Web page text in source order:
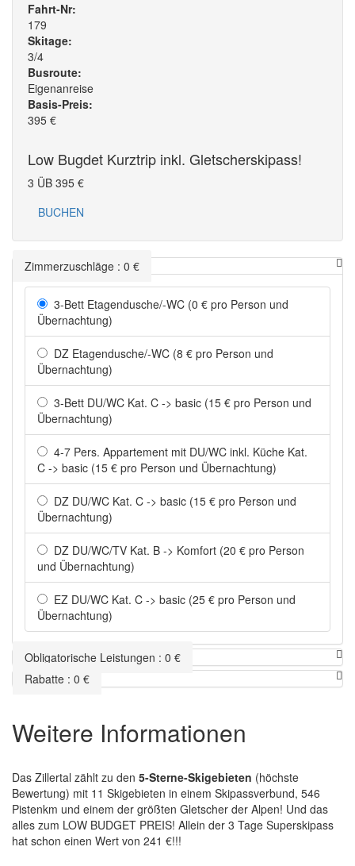
Fahrt-Nr:
179
Skitage:
3/4
Busroute:
Eigenanreise
Basis-Preis:
395 €
Low Bugdet Kurztrip inkl. Gletscherskipass!
3 ÜB 395 €
BUCHEN
Zimmerzuschläge : 0 €
3-Bett Etagendusche/-WC (0 € pro Person und
Übernachtung)
DZ Etagendusche/-WC (8 € pro Person und
Übernachtung)
3-Bett DU/WC Kat. C -> basic (15 € pro Person und
Übernachtung)
4-7 Pers. Appartement mit DU/WC inkl. Küche Kat.
C -> basic (15 € pro Person und Übernachtung)
DZ DU/WC Kat. C -> basic (15 € pro Person und
Übernachtung)
DZ DU/WC/TV Kat. B -> Komfort (20 € pro Person
und Übernachtung)
EZ DU/WC Kat. C -> basic (25 € pro Person und
Übernachtung)
Obligatorische Leistungen : 0 €
Rabatte : 0 €
Weitere Informationen
Das Zillertal zählt zu den 5-Sterne-Skigebieten (höchste
Bewertung) mit 11 Skigebieten in einem Skipassverbund, 546
Pistenkm und einem der größten Gletscher der Alpen! Und das
alles zum LOW BUDGET PREIS! Allein der 3 Tage Superskipass
hat schon einen Wert von 241 €!!!